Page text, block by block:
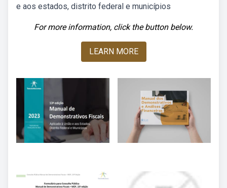
e aos estados, distrito federal e municípios
For more information, click the button below.
LEARN MORE